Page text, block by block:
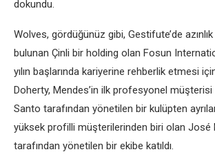
dokundu.
Wolves, gördüğünüz gibi, Gestifute’de
bulunan Çinli bir holding olan Fosun
yılın başlarında kariyerine rehberlik etmesi
Doherty, Mendes’in ilk profesyonel
Santo tarafından yönetilen bir kulüpten
yüksek profilli müşterilerinden biri olan José
tarafından yönetilen bir ekibe katıldı.